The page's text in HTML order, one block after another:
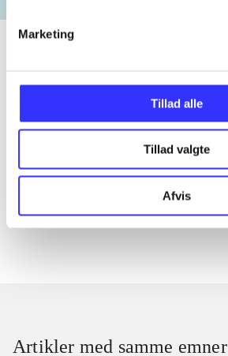
Marketing
Tillad alle
Tillad valgte
Afvis
Artiklen er en del af
Artiklerne i
Artikler med samme emner